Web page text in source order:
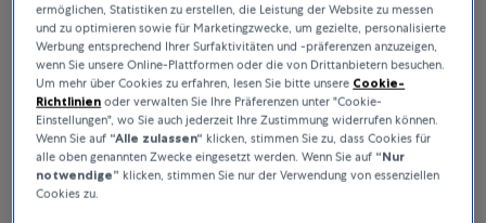
ermöglichen, Statistiken zu erstellen, die Leistung der Website zu messen
und zu optimieren sowie für Marketingzwecke, um gezielte, personalisierte
Werbung entsprechend Ihrer Surfaktivitäten und -präferenzen anzuzeigen,
wenn Sie unsere Online-Plattformen oder die von Drittanbietern besuchen.
Um mehr über Cookies zu erfahren, lesen Sie bitte unsere Cookie-
Richtlinien oder verwalten Sie Ihre Präferenzen unter "Cookie-
Einstellungen", wo Sie auch jederzeit Ihre Zustimmung widerrufen können.
Wenn Sie auf “Alle zulassen“ klicken, stimmen Sie zu, dass Cookies für
alle oben genannten Zwecke eingesetzt werden. Wenn Sie auf “Nur
notwendige” klicken, stimmen Sie nur der Verwendung von essenziellen
Cookies zu.